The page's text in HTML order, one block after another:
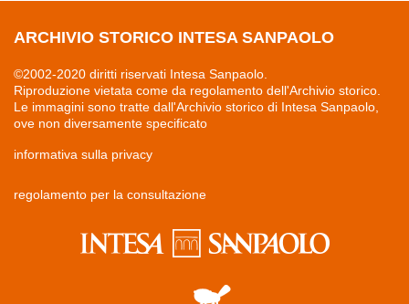
ARCHIVIO STORICO INTESA SANPAOLO
©2002-2020 diritti riservati Intesa Sanpaolo.
Riproduzione vietata come da regolamento dell'Archivio storico.
Le immagini sono tratte dall'Archivio storico di Intesa Sanpaolo,
ove non diversamente specificato
informativa sulla privacy
regolamento per la consultazione